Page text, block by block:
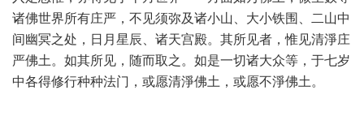
诸佛世界所有庄严，不见须弥及诸小山、大小铁围、二山中
间幽冥之处，日月星辰、诸天宫殿。其所见者，惟见清淨庄
严佛土。如其所见，随而取之。如是一切诸大众等，于七岁
中各得修行种种法门，或愿清淨佛土，或愿不淨佛土。